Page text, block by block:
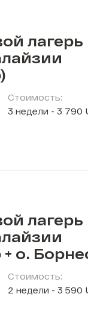
лагерь
Стоимость:
3 недели - 3 790
лагерь
о.
Стоимость:
2 недели - 3